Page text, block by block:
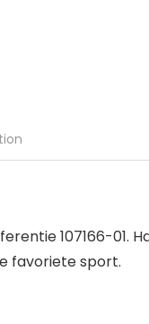
107166-
favoriete sport.